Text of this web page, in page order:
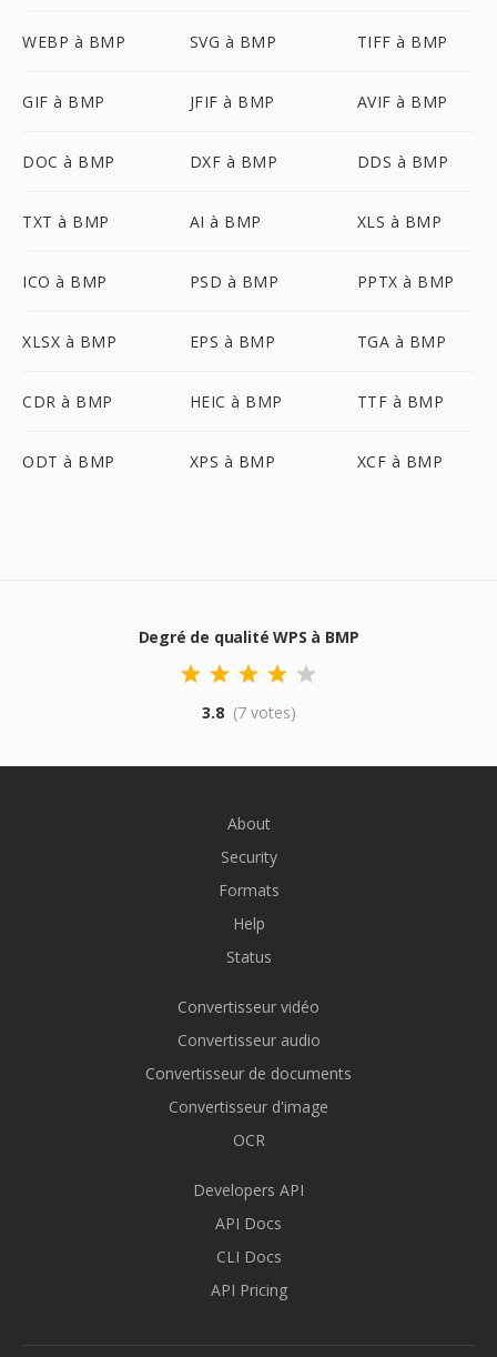
WEBP à BMP SVG à BMP TIFF à BMP
GIF à BMP JFIF à BMP AVIF à BMP
DOC à BMP DXF à BMP DDS à BMP
TXT à BMP AI à BMP XLS à BMP
ICO à BMP PSD à BMP PPTX à BMP
XLSX à BMP EPS à BMP TGA à BMP
CDR à BMP HEIC à BMP TTF à BMP
ODT à BMP XPS à BMP XCF à BMP
Degré de qualité WPS à BMP
3.8 (7 votes)
About
Security
Formats
Help
Status
Convertisseur vidéo
Convertisseur audio
Convertisseur de documents
Convertisseur d'image
OCR
Developers API
API Docs
CLI Docs
API Pricing